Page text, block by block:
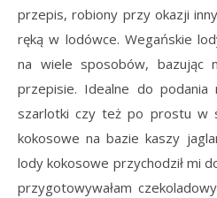
przepis, robiony przy okazji
ręką w lodówce. Wegańskie
na wiele sposobów, bazując
przepisie. Idealne do
szarlotki czy też po prostu w
kokosowe na bazie kaszy
lody kokosowe przychodził mi
przygotowywałam